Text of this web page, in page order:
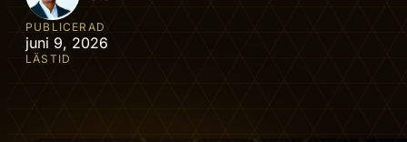
PUBLICERAD
juni 9, 2026
LÄSTID